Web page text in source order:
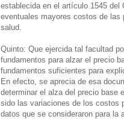
establecida en el artículo 1545 del
eventuales mayores costos de las
salud.
Quinto: Que ejercida tal facultad
fundamentos para alzar el precio
fundamentos suficientes para
En efecto, se aprecia de esa
determinar el alza del precio base
sido las variaciones de los costos
datos que se consideraron para la